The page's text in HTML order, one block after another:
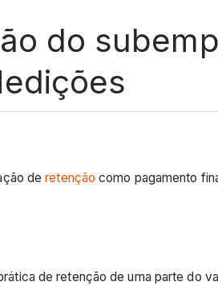
do
deretenção como pagamento
de retenção de uma parte do